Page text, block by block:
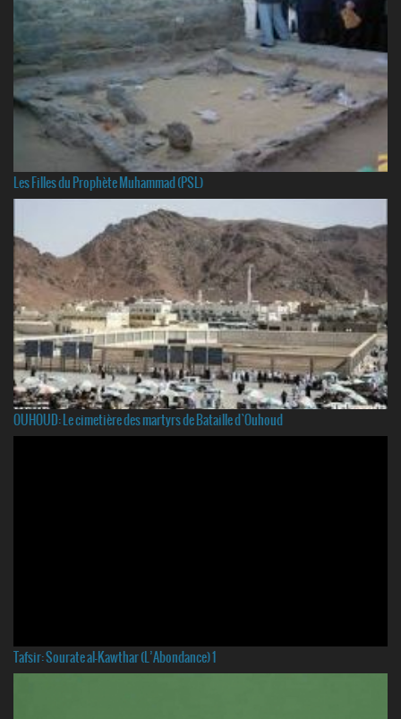
Les Filles du Prophète Muhammad (PSL)
OUHOUD: Le cimetière des martyrs de Bataille d`Ouhoud
Tafsir: Sourate al-Kawthar (L’Abondance) 1